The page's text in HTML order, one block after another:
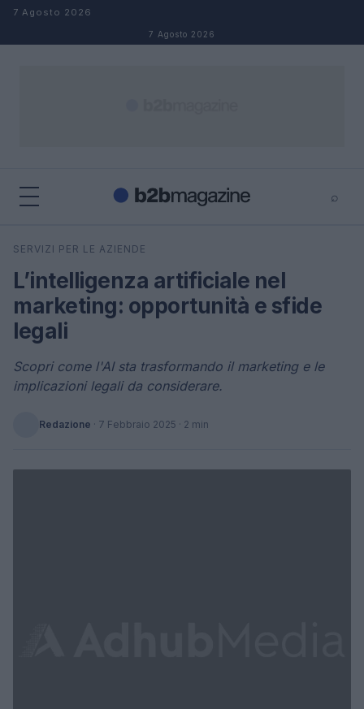
Salta al contenuto
7 Agosto 2026
7 Agosto 2026
⌕
Cerca
SERVIZI PER LE AZIENDE
L’intelligenza artificiale nel
marketing: opportunità e sfide
legali
Scopri come l'AI sta trasformando il marketing e le
implicazioni legali da considerare.
Redazione · 7 Febbraio 2025 · 2 min